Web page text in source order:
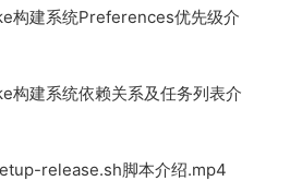
构建系统Preferences优先级介
构建系统依赖关系及任务列表介
release.sh脚本介绍.mp4